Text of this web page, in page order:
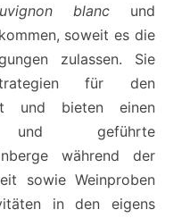
blanc und
soweit es die
zulassen. Sie
für den
und bieten einen
und geführte
während der
sowie Weinproben
in den eigens